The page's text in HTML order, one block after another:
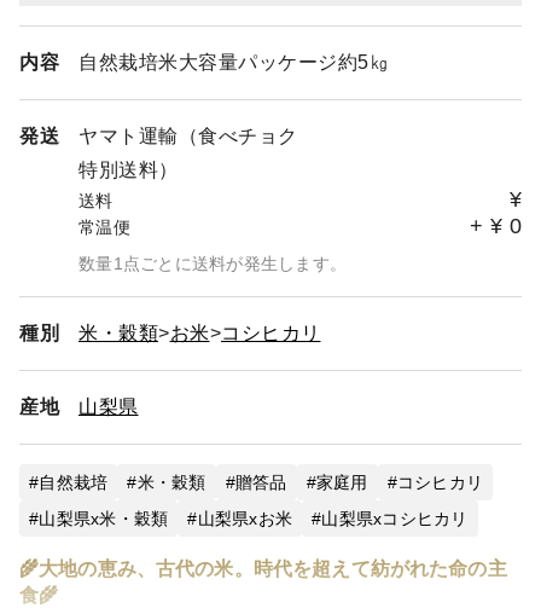
内容 自然栽培米大容量パッケージ約5㎏
発送
ヤマト運輸（食べチョク
特別送料）
送料 ¥
常温便 + ¥ 0
数量1点ごとに送料が発生します。
種別 米・穀類 お米 コシヒカリ
産地 山梨県
自然栽培 米・穀類 贈答品 家庭用
コシヒカリ
山梨県x米・穀類
山梨県xお米 山梨県xコシヒカリ
🌾大地の恵み、古代の米。時代を超えて紡がれた命の主
食🌾